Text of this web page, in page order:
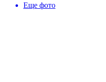
Еще фото